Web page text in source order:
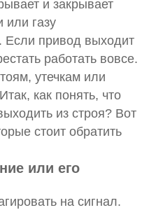
и закрывает
или газу
Если привод выходит
работать вовсе.
утечкам или
как понять, что
из строя? Вот
стоит обратить
или его
на сигнал.